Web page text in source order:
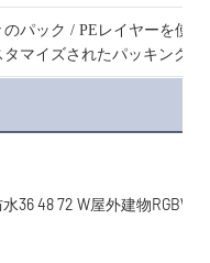
のパック / PEレイヤーを使
タマイズされたパッキング